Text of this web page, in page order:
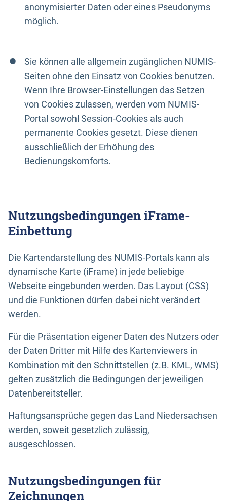
anonymisierter Daten oder eines Pseudonyms
möglich.
Sie können alle allgemein zugänglichen NUMIS-
Seiten ohne den Einsatz von Cookies benutzen.
Wenn Ihre Browser-Einstellungen das Setzen
von Cookies zulassen, werden vom NUMIS-
Portal sowohl Session-Cookies als auch
permanente Cookies gesetzt. Diese dienen
ausschließlich der Erhöhung des
Bedienungskomforts.
Nutzungsbedingungen iFrame-
Einbettung
Die Kartendarstellung des NUMIS-Portals kann als
dynamische Karte (iFrame) in jede beliebige
Webseite eingebunden werden. Das Layout (CSS)
und die Funktionen dürfen dabei nicht verändert
werden.
Für die Präsentation eigener Daten des Nutzers oder
der Daten Dritter mit Hilfe des Kartenviewers in
Kombination mit den Schnittstellen (z.B. KML, WMS)
gelten zusätzlich die Bedingungen der jeweiligen
Datenbereitsteller.
Haftungsansprüche gegen das Land Niedersachsen
werden, soweit gesetzlich zulässig,
ausgeschlossen.
Nutzungsbedingungen für
Zeichnungen